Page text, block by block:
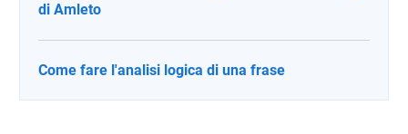
di Amleto
Come fare l'analisi logica di una frase